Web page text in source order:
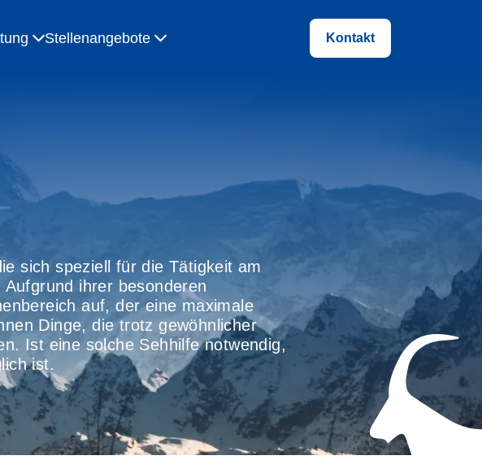
Stellenangebote Kontakt
sich speziell für die Tätigkeit am
ihrer besonderen
auf, der eine maximale
Dinge, die trotz gewöhnlicher
Ist eine solche Sehhilfe notwendig,
ist.